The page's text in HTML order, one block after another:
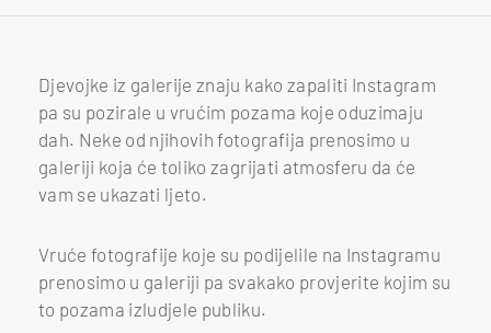
Djevojke iz galerije znaju kako zapaliti Instagram
pa su pozirale u vrućim pozama koje oduzimaju
dah. Neke od njihovih fotografija prenosimo u
galeriji koja će toliko zagrijati atmosferu da će
vam se ukazati ljeto.
Vruće fotografije koje su podijelile na Instagramu
prenosimo u galeriji pa svakako provjerite kojim su
to pozama izludjele publiku.